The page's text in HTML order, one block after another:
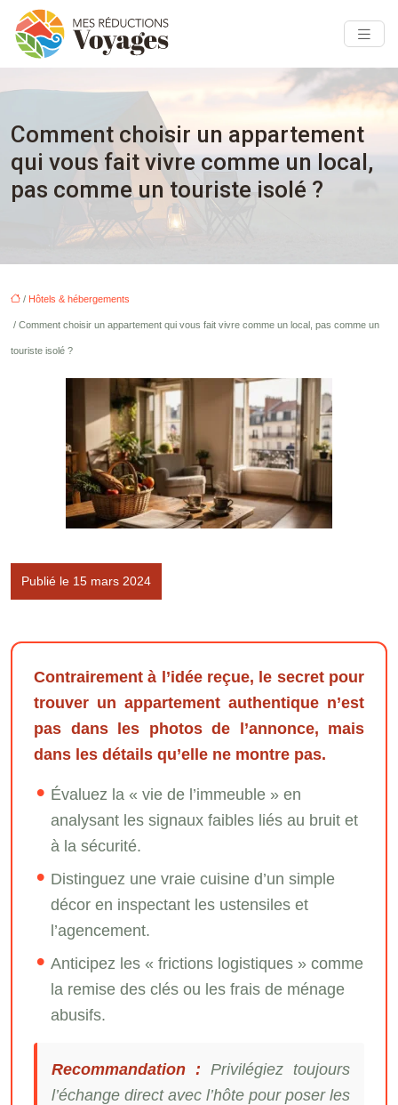
Comment choisir un appartement
qui vous fait vivre comme un local,
pas comme un touriste isolé ?
/ Hôtels & hébergements
/ Comment choisir un appartement qui vous fait vivre comme un local, pas comme un
touriste isolé ?
Publié le 15 mars 2024
Contrairement à l’idée reçue, le secret pour
trouver un appartement authentique n’est
pas dans les photos de l’annonce, mais
dans les détails qu’elle ne montre pas.
Évaluez la « vie de l’immeuble » en
analysant les signaux faibles liés au bruit et
à la sécurité.
Distinguez une vraie cuisine d’un simple
décor en inspectant les ustensiles et
l’agencement.
Anticipez les « frictions logistiques » comme
la remise des clés ou les frais de ménage
abusifs.
Recommandation : Privilégiez toujours
l’échange direct avec l’hôte pour poser les